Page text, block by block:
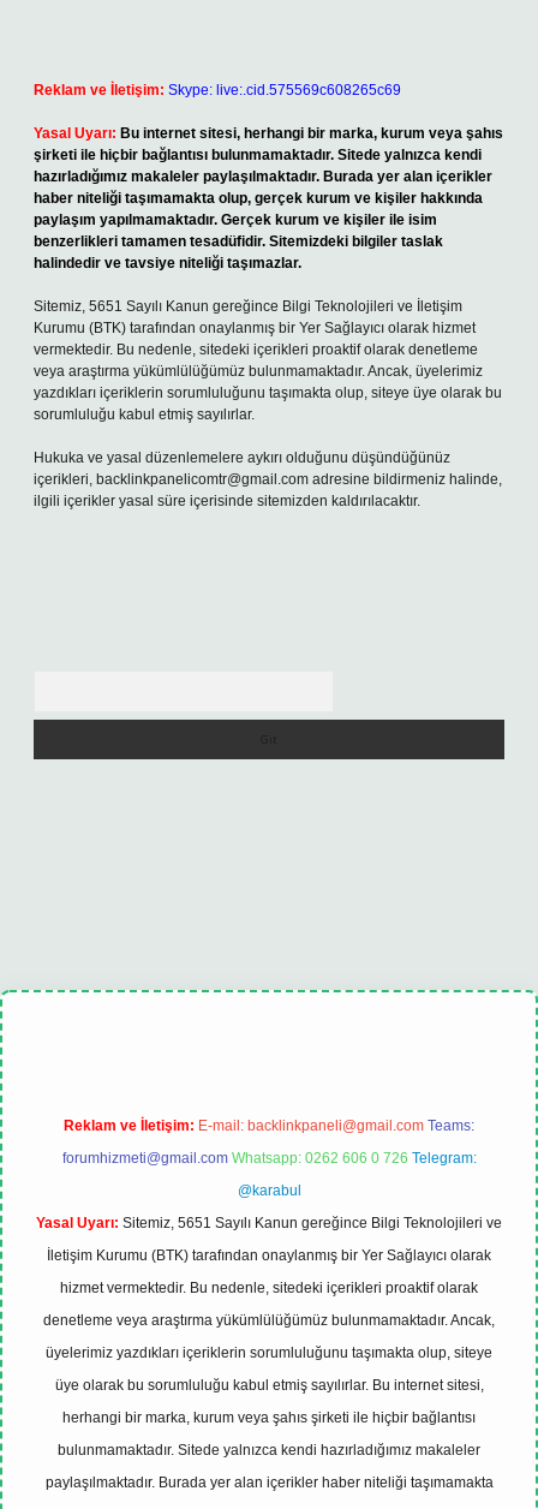
Reklam ve İletişim: Skype: live:.cid.575569c608265c69
Yasal Uyarı: Bu internet sitesi, herhangi bir marka, kurum veya şahıs
şirketi ile hiçbir bağlantısı bulunmamaktadır. Sitede yalnızca kendi
hazırladığımız makaleler paylaşılmaktadır. Burada yer alan içerikler
haber niteliği taşımamakta olup, gerçek kurum ve kişiler hakkında
paylaşım yapılmamaktadır. Gerçek kurum ve kişiler ile isim
benzerlikleri tamamen tesadüfidir. Sitemizdeki bilgiler taslak
halindedir ve tavsiye niteliği taşımazlar.
Sitemiz, 5651 Sayılı Kanun gereğince Bilgi Teknolojileri ve İletişim
Kurumu (BTK) tarafından onaylanmış bir Yer Sağlayıcı olarak hizmet
vermektedir. Bu nedenle, sitedeki içerikleri proaktif olarak denetleme
veya araştırma yükümlülüğümüz bulunmamaktadır. Ancak, üyelerimiz
yazdıkları içeriklerin sorumluluğunu taşımakta olup, siteye üye olarak bu
sorumluluğu kabul etmiş sayılırlar.
Hukuka ve yasal düzenlemelere aykırı olduğunu düşündüğünüz
içerikleri, backlinkpanelicomtr@gmail.com adresine bildirmeniz halinde,
ilgili içerikler yasal süre içerisinde sitemizden kaldırılacaktır.
Reklam ve İletişim: E-mail: backlinkpaneli@gmail.com Teams:
forumhizmeti@gmail.com Whatsapp: 0262 606 0 726 Telegram:
@karabul
Yasal Uyarı: Sitemiz, 5651 Sayılı Kanun gereğince Bilgi Teknolojileri ve
İletişim Kurumu (BTK) tarafından onaylanmış bir Yer Sağlayıcı olarak
hizmet vermektedir. Bu nedenle, sitedeki içerikleri proaktif olarak
denetleme veya araştırma yükümlülüğümüz bulunmamaktadır. Ancak,
üyelerimiz yazdıkları içeriklerin sorumluluğunu taşımakta olup, siteye
üye olarak bu sorumluluğu kabul etmiş sayılırlar. Bu internet sitesi,
herhangi bir marka, kurum veya şahıs şirketi ile hiçbir bağlantısı
bulunmamaktadır. Sitede yalnızca kendi hazırladığımız makaleler
paylaşılmaktadır. Burada yer alan içerikler haber niteliği taşımamakta